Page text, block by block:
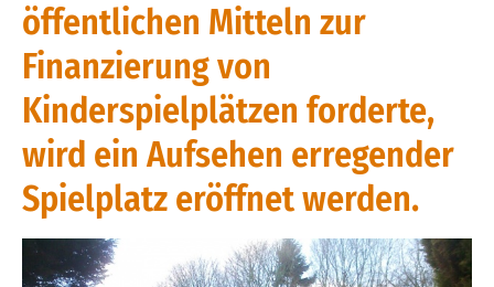
öffentlichen Mitteln zur
Finanzierung von
Kinderspielplätzen forderte,
wird ein Aufsehen erregender
Spielplatz eröffnet werden.